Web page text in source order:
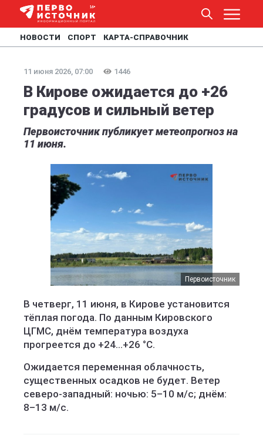
НОВОСТИ СПОРТ КАРТА-СПРАВОЧНИК
11 июня 2026, 07:00 1446
В Кирове ожидается до +26
градусов и сильный ветер
Первоисточник публикует метеопрогноз на
11 июня.
Первоисточник
В четверг, 11 июня, в Кирове установится
тёплая погода. По данным Кировского
ЦГМС, днём температура воздуха
прогреется до +24...+26 °C.
Ожидается переменная облачность,
существенных осадков не будет. Ветер
северо-западный: ночью: 5–10 м/с; днём:
8–13 м/с.